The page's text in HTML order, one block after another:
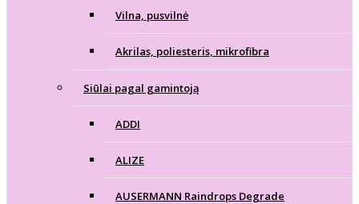
Vilna, pusvilnė
Akrilas, poliesteris, mikrofibra
Siūlai pagal gamintoją
ADDI
ALIZE
AUSERMANN Raindrops Degrade